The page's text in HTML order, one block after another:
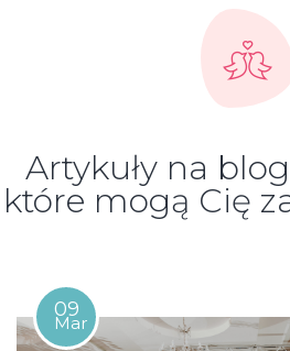
Artykuły na
które mogą Cię
09
Mar